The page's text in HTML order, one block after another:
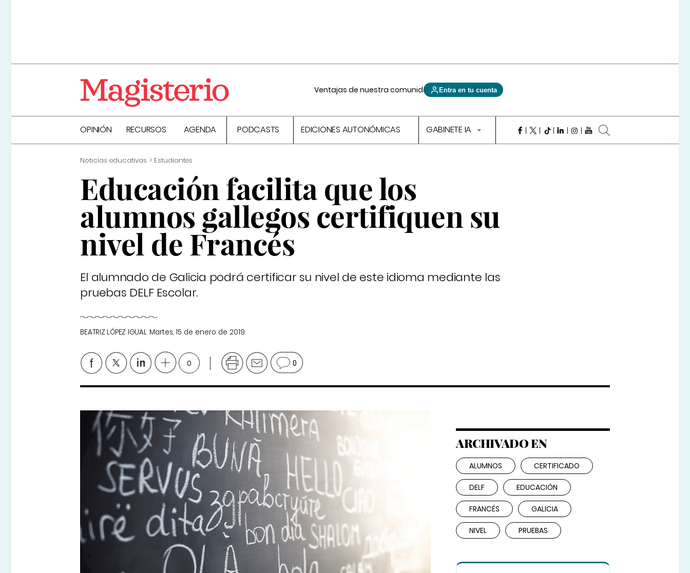
Ventajas de nuestra comunidad Entra en tu cuenta
OPINIÓN RECURSOS AGENDA PODCASTS EDICIONES AUTONÓMICAS GABINETE IA
Noticias educativas Estudiantes
Educación facilita que los
alumnos gallegos certifiquen su
nivel de Francés
El alumnado de Galicia podrá certificar su nivel de este idioma mediante las
pruebas DELF Escolar.
BEATRIZ LÓPEZ IGUAL Martes, 15 de enero de 2019
0 0
ARCHIVADO EN
ALUMNOS CERTIFICADO
DELF EDUCACIÓN
FRANCÉS GALICIA
NIVEL PRUEBAS